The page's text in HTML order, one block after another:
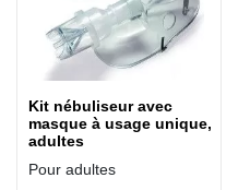
Kit nébuliseur avec
masque à usage unique,
adultes
Pour adultes